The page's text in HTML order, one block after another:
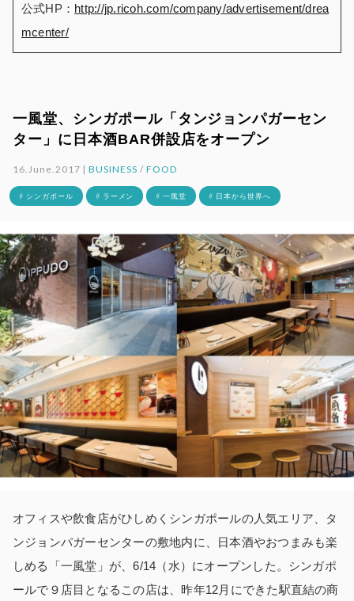
公式HP： http://jp.ricoh.com/company/advertisement/drea
mcenter/
一風堂、シンガポール「タンジョンパガーセン
ター」に日本酒BAR併設店をオープン
16.June.2017 |BUSINESS / FOOD
# シンガポール # ラーメン # 一風堂 # 日本から世界へ
オフィスや飲食店がひしめくシンガポールの人気エリア、タ
ンジョンパガーセンターの敷地内に、日本酒やおつまみも楽
しめる「一風堂」が、6/14（水）にオープンした。シンガポ
ールで９店目となるこの店は、昨年12月にできた駅直結の商